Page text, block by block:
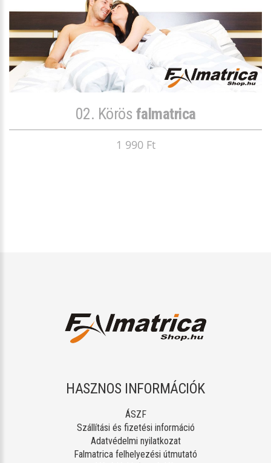
02. Körös falmatrica
1 990 Ft
HASZNOS INFORMÁCIÓK
ÁSZF
Szállítási és fizetési információ
Adatvédelmi nyilatkozat
Falmatrica felhelyezési útmutató